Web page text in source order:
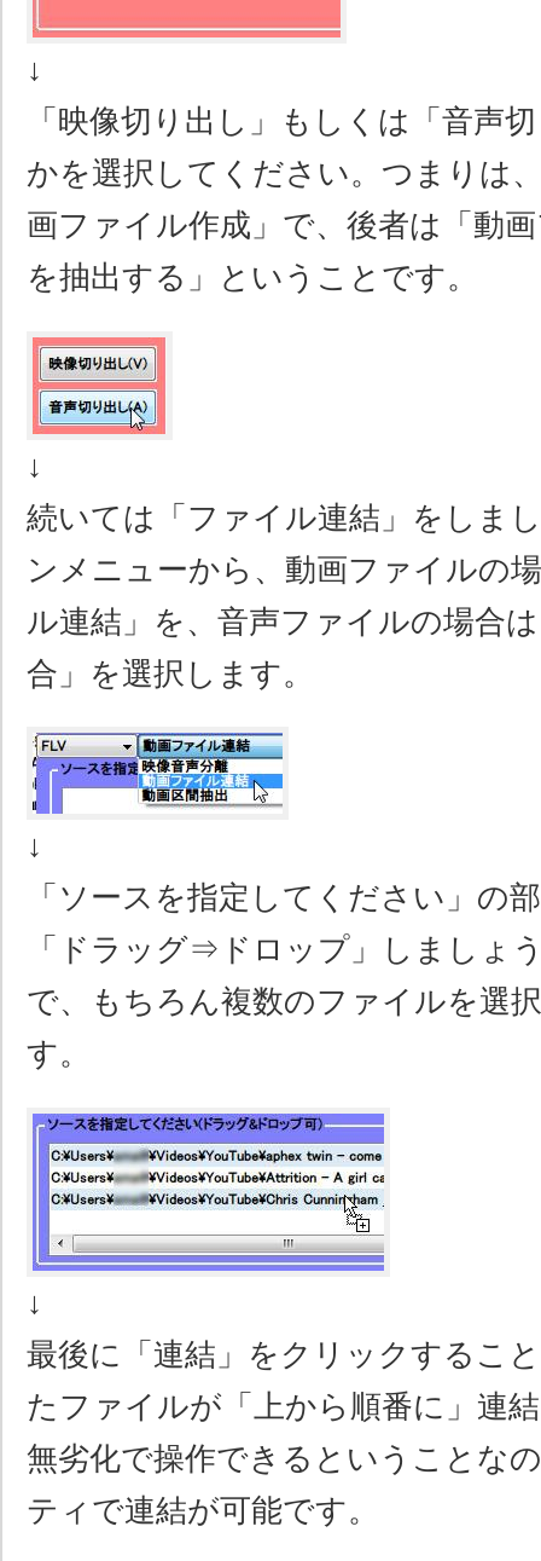
↓
「映像切り出し」もしくは「音声
かを選択してください。つまりは
画ファイル作成」で、後者は「動
を抽出する」ということです。
↓
続いては「ファイル連結」をしま
ンメニューから、動画ファイルの
ル連結」を、音声ファイルの場合
合」を選択します。
↓
「ソースを指定してください」の
「ドラッグ⇒ドロップ」しましょ
で、もちろん複数のファイルを選
す。
↓
最後に「連結」をクリックするこ
たファイルが「上から順番に」連
無劣化で操作できるということな
ティで連結が可能です。